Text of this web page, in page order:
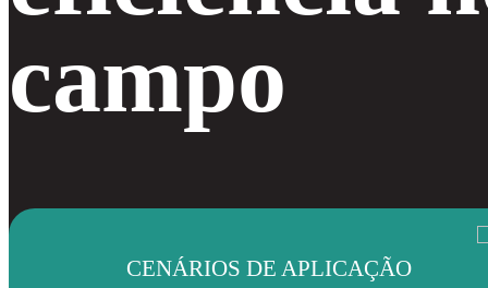
campo
CENÁRIOS DE APLICAÇÃO